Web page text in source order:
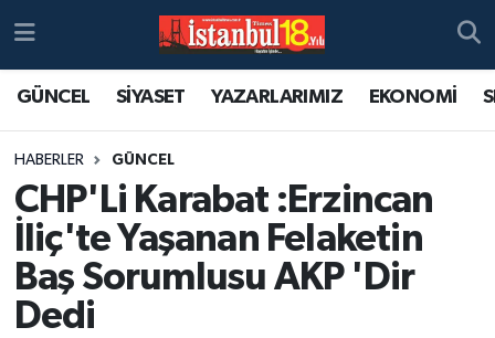
GÜNCEL SİYASET YAZARLARIMIZ EKONOMİ
HABERLER GÜNCEL
CHP'Li Karabat :Erzincan
İliç'te Yaşanan Felaketin
Baş Sorumlusu AKP 'Dir
Dedi